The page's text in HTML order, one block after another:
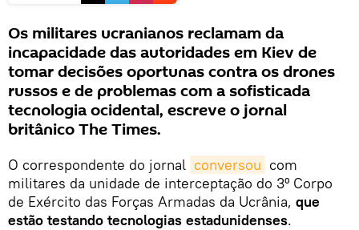
Os militares ucranianos reclamam da
incapacidade das autoridades em Kiev de
tomar decisões oportunas contra os drones
russos e de problemas com a sofisticada
tecnologia ocidental, escreve o jornal
britânico The Times.
O correspondente do jornal conversou com
militares da unidade de interceptação do 3º Corpo
de Exército das Forças Armadas da Ucrânia, que
estão testando tecnologias estadunidenses.